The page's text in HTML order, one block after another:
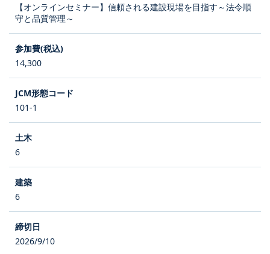
【オンラインセミナー】信頼される建設現場を目指す～法令順
守と品質管理～
14,300
101-1
6
6
2026/9/10